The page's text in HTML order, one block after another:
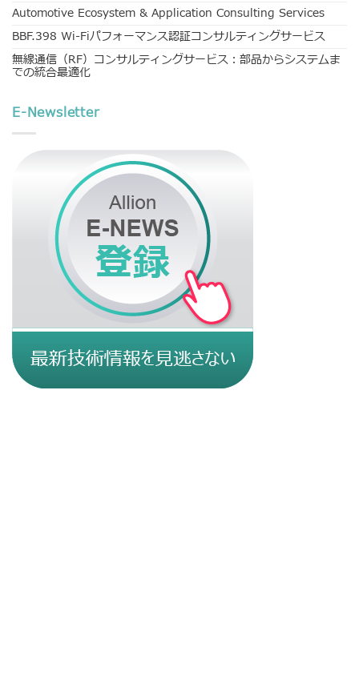
Automotive Ecosystem & Application Consulting Services
BBF.398 Wi-Fiパフォーマンス認証コンサルティングサービス
無線通信（RF）コンサルティングサービス：部品からシステムま
での統合最適化
E-Newsletter